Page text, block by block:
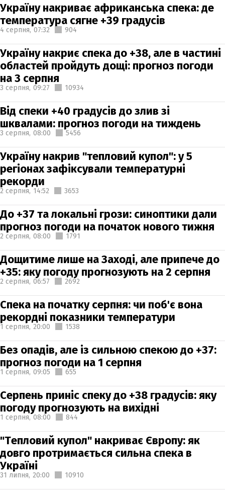
Україну накриває африканська спека: де
температура сягне +39 градусів
4 серпня, 07:32 904
Україну накриє спека до +38, але в частині
областей пройдуть дощі: прогноз погоди
на 3 серпня
3 серпня, 09:27 10934
Від спеки +40 градусів до злив зі
шквалами: прогноз погоди на тиждень
3 серпня, 08:00 5456
Україну накрив "тепловий купол": у 5
регіонах зафіксували температурні
рекорди
2 серпня, 14:52 3653
До +37 та локальні грози: синоптики дали
прогноз погоди на початок нового тижня
2 серпня, 08:00 1791
Дощитиме лише на Заході, але припече до
+35: яку погоду прогнозують на 2 серпня
2 серпня, 06:57 2692
Спека на початку серпня: чи поб'є вона
рекордні показники температури
1 серпня, 20:00 1538
Без опадів, але із сильною спекою до +37:
прогноз погоди на 1 серпня
1 серпня, 09:05 655
Серпень приніс спеку до +38 градусів: яку
погоду прогнозують на вихідні
1 серпня, 08:00 844
"Тепловий купол" накриває Європу: як
довго протримається сильна спека в
Україні
31 липня, 20:00 10910